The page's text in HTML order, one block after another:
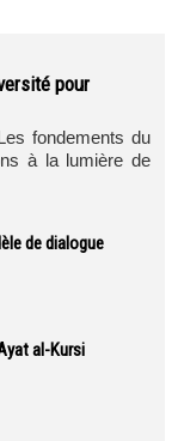
pour
fondements du
à la lumière de
de dialogue
al-Kursi